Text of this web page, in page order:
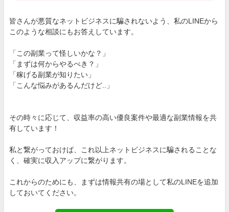
皆さんが悪質なネットビジネスに騙されないよう、私のLINEから
このような相談にもお答えしています。
「この副業って怪しいかな？」
「まずは何からやるべき？」
「稼げる副業が知りたい」
「こんな悩みがあるんだけど..」
その時々に応じて、収益率の高い優良案件や最適な副業情報を共
有しています！
私と繋がっておけば、これ以上ネットビジネスに騙されることな
く、確実に収入アップに繋がります。
これからのためにも、まずは情報共有の場として私のLINEを追加
しておいてください。